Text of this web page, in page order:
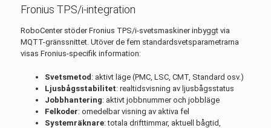
Fronius TPS/i-integration
RoboCenter stöder Fronius TPS/i-svetsmaskiner inbyggt via
MQTT-gränssnittet. Utöver de fem standardsvetsparametrarna
visas Fronius-specifik information:
Svetsmetod : aktivt läge (PMC, LSC, CMT, Standard osv.)
Ljusbågsstabilitet: realtidsvisning av ljusbågsstatus
Jobbhantering: aktivt jobbnummer och jobbläge
Felkoder: omedelbar visning av aktiva fel
Systemräknare: totala drifttimmar, aktuell bågtid,